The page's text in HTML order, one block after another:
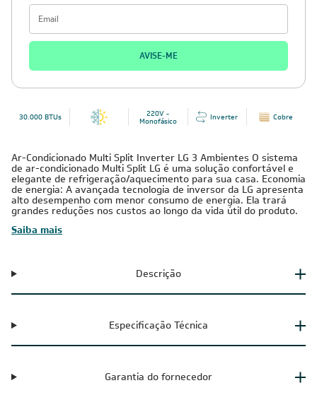
AVISE-ME
30.000 BTUs
220V -
Monofásico
Inverter Cobre
Ar-Condicionado Multi Split Inverter LG 3 Ambientes O sistema
de ar-condicionado Multi Split LG é uma solução confortável e
elegante de refrigeração/aquecimento para sua casa. Economia
de energia: A avançada tecnologia de inversor da LG apresenta
alto desempenho com menor consumo de energia. Ela trará
grandes reduções nos custos ao longo da vida útil do produto.
Saiba mais
Descrição
Especificação Técnica
Garantia do fornecedor